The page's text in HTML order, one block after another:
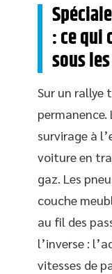
: ce qui
sous
Sur un rallye
survirage à
voiture en
gaz. Les
couche
au fil des
l’inverse :
vitesses de